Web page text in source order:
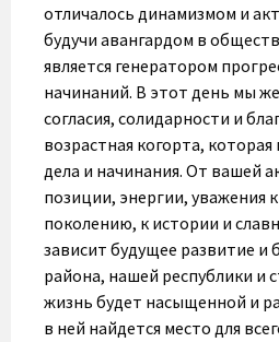
отличалось динамизмом и
будучи авангардом в
является генератором
начинаний. В этот день мы
согласия, солидарности и
возрастная когорта,
дела и начинания. От вашей
позиции, энергии, уважения
поколению, к истории и
зависит будущее развитие и
района, нашей республики и
жизнь будет насыщенной и
в ней найдется место для